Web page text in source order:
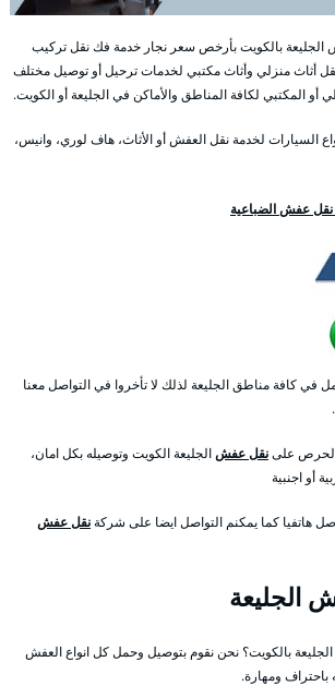
بالكويت بأرخص سعر نجار خدمة فك نقل تركيب
منزلي وأثاث مكتبي لخدمات ترحيل أو توصيل مختلف
أو المكتبي لكافة المناطق والأماكن في الجليعة أو الكويت.
السيارات لخدمة نقل العفش أو الأثاث، هاف لوري، وانيس،
عفش الضباعية
في كافة مناطق الجليعة لذلك لا تأخروا في التواصل معنا
علىنقل عفشالجليعة الكويت وتوصيله بكل امان،
أو اجنبية
هاتفيا كما يمكنم التواصل ايضا على شركةنقل عفش
الجليعة
بالكويت؟ نحن نقوم بتوصيل وحمل كل انواع العفش
باحتراف ومهارة.